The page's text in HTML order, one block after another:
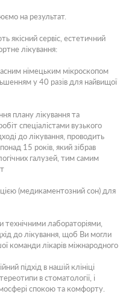
на результат.
якісний сервіс, естетичний
лікування:
німецьким мікроскопом
у 40 разів для найвищої
плану лікування та
спеціалістами вузького
до лікування, проводить
15 років, який зібрав
галузей, тим самим
(медикаментозний сон) для
лабораторіями,
до лікування, щоб Ви могли
команди лікарів міжнародного
підхід в нашій клініці
в стоматології, і
спокою та комфорту.